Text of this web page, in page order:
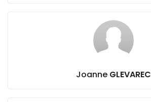
Joanne GLEVAREC